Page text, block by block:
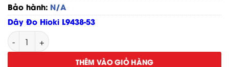
Bảo hành: N/A
Dây Đo Hioki L9438-53
Dây Đo Hioki L9438-53 số lượng
THÊM VÀO GIỎ HÀNG